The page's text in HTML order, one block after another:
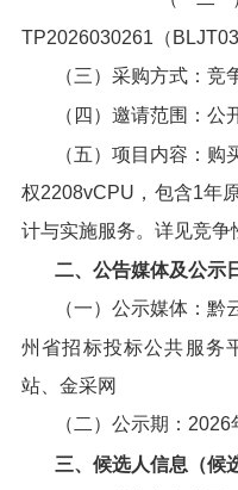
TP2026030261（
（三）采购方式：竞
（四）邀请范围：公
（五）项目内容：
权2208vCPU，包含1年
计与实施服务。详见竞争
二、公告媒体及公示
（一）公示媒体：
州省招标投标公共服务
站、金采网
（二）公示期：
三、候选人信息（候